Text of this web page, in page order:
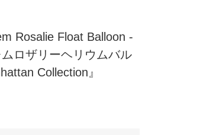
Rosalie Float Balloon -
ロザリーヘリウムバル
Collection』